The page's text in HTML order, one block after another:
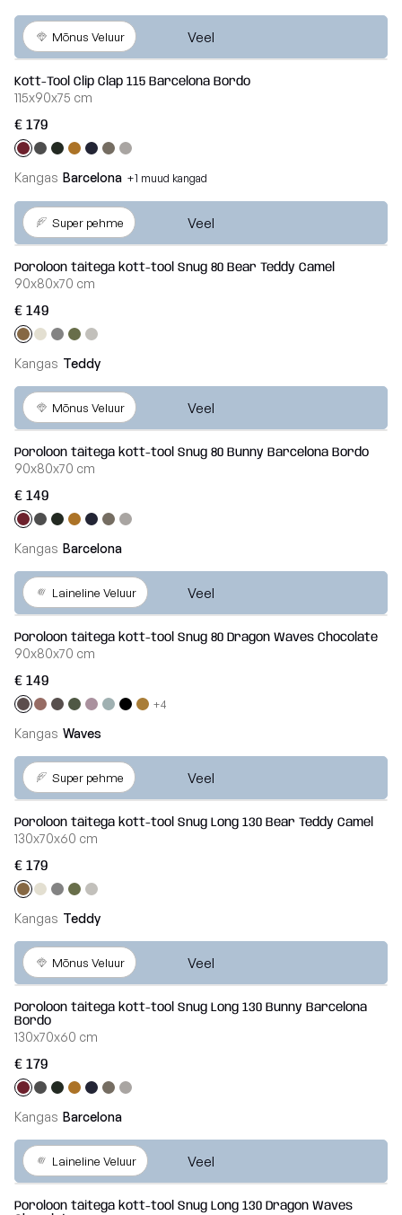
Veel
Mõnus Veluur
Kott-Tool Clip Clap 115 Barcelona Bordo
115x90x75 cm
€ 179
Kangas Barcelona +1 muud kangad
Veel
Super pehme
Poroloon täitega kott-tool Snug 80 Bear Teddy Camel
90x80x70 cm
€ 149
Kangas Teddy
Veel
Mõnus Veluur
Poroloon täitega kott-tool Snug 80 Bunny Barcelona Bordo
90x80x70 cm
€ 149
Kangas Barcelona
Veel
Laineline Veluur
Poroloon täitega kott-tool Snug 80 Dragon Waves Chocolate
90x80x70 cm
€ 149
+4
Kangas Waves
Veel
Super pehme
Poroloon täitega kott-tool Snug Long 130 Bear Teddy Camel
130x70x60 cm
€ 179
Kangas Teddy
Veel
Mõnus Veluur
Poroloon täitega kott-tool Snug Long 130 Bunny Barcelona
Bordo
130x70x60 cm
€ 179
Kangas Barcelona
Veel
Laineline Veluur
Poroloon täitega kott-tool Snug Long 130 Dragon Waves